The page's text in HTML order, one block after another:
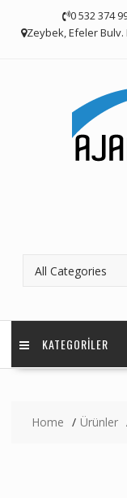
0 532 374
Zeybek, Efeler Bulv.
KATEGORILER
Home Ürünler